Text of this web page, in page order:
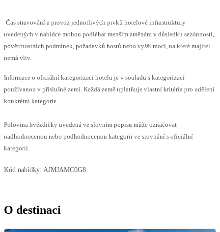
Čas stravování a provoz jednotlivých prvků hotelové infrastruktury
uvedených v nabídce mohou podléhat menším změnám v důsledku sezónnosti,
povětrnostních podmínek, požadavků hostů nebo vyšší moci, na které majitel
nemá vliv.
Informace o oficiální kategorizaci hotelu je v souladu s kategorizací
používanou v příslušné zemi. Každá země uplatňuje vlastní kritéria pro udělení
konkrétní kategorie.
Polovina hvězdičky uvedená ve slovním popisu může označovat
nadhodnocenou nebo podhodnocenou kategorii ve srovnání s oficiální
kategorií.
Kód nabídky: AJMJAMC0G8
O destinaci